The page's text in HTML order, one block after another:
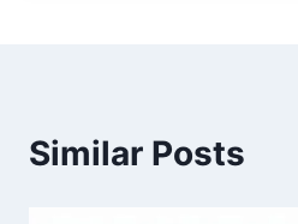
Similar Posts